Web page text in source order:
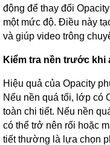
động để thay đổi
một mức độ. Điều này
và giúp video trông
Kiểm tra nền trước khi
Hiệu quả của Opacity
Nếu nền quá tối, lớp có
toàn chi tiết. Nếu nền
có thể trở nên rối hoặc
tiết thường là lựa chọn